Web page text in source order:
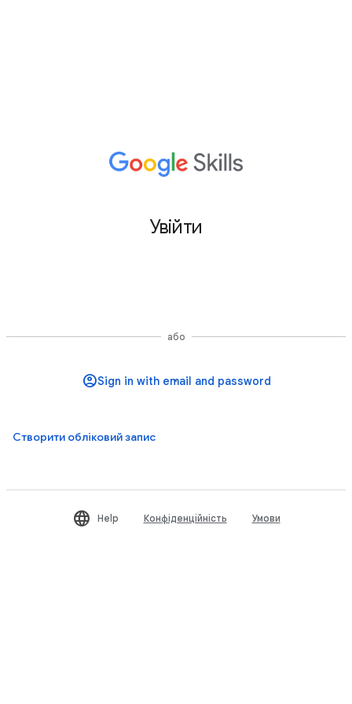
Увійти
або
Створити обліковий запис
Help Конфіденційність Умови